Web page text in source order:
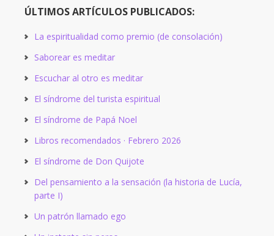
ÚLTIMOS ARTÍCULOS PUBLICADOS:
La espiritualidad como premio (de consolación)
Saborear es meditar
Escuchar al otro es meditar
El síndrome del turista espiritual
El síndrome de Papá Noel
Libros recomendados · Febrero 2026
El síndrome de Don Quijote
Del pensamiento a la sensación (la historia de Lucía,
parte I)
Un patrón llamado ego